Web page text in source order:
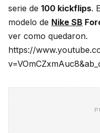
serie de 100 kickflips.
modelo de Nike SB
ver como quedaron.
https://